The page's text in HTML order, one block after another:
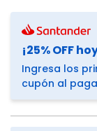
¡25% OFF
Ingresa los
cupón al